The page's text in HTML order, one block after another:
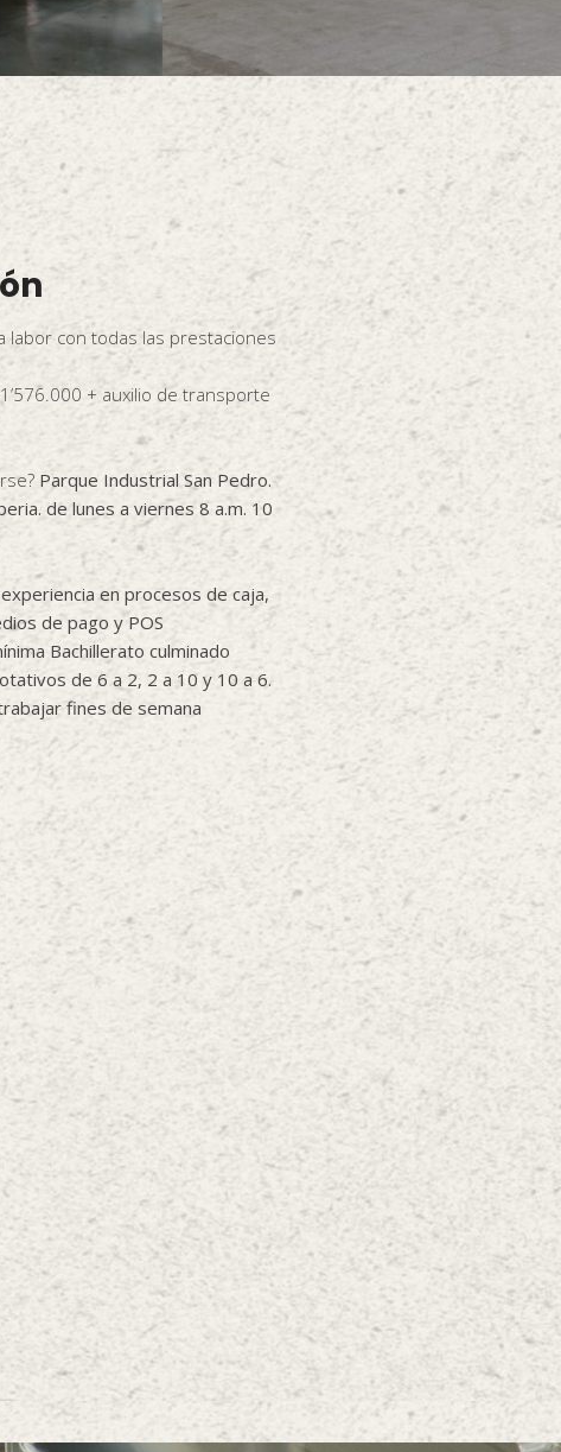
con todas las prestaciones
+ auxilio de transporte
Parque Industrial San Pedro.
de lunes a viernes 8 a.m. 10
en procesos de caja,
de pago y POS
Bachillerato culminado
de 6 a 2, 2 a 10 y 10 a 6.
fines de semana